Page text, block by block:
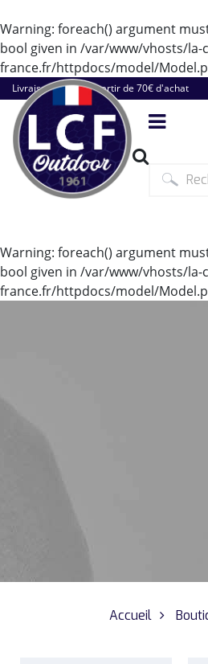
Warning: foreach() argument
bool given in /var/www/vhosts/la-
france.fr/httpdocs/model/
Livraison offerte à partir de 70€ d'achat
Warning: foreach() argument
bool given in /var/www/vhosts/la-
france.fr/httpdocs/model/
Accueil